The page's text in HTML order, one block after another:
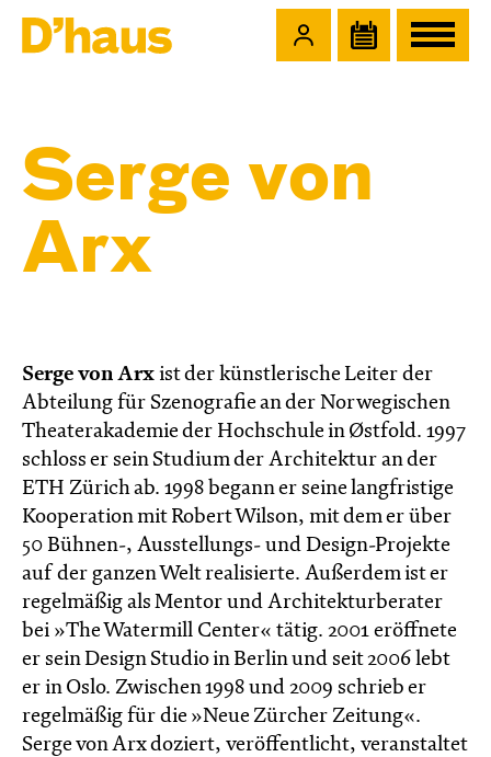
Serge von
Arx
Serge von Arx ist der künstlerische Leiter der
Abteilung für Szenografie an der Norwegischen
Theaterakademie der Hochschule in Østfold. 1997
schloss er sein Studium der Architektur an der
ETH Zürich ab. 1998 begann er seine langfristige
Kooperation mit Robert Wilson, mit dem er über
50 Bühnen-, Ausstellungs- und Design-Projekte
auf der ganzen Welt realisierte. Außerdem ist er
regelmäßig als Mentor und Architekturberater
bei »The Watermill Center« tätig. 2001 eröffnete
er sein Design Studio in Berlin und seit 2006 lebt
er in Oslo. Zwischen 1998 und 2009 schrieb er
regelmäßig für die »Neue Zürcher Zeitung«.
Serge von Arx doziert, veröffentlicht, veranstaltet